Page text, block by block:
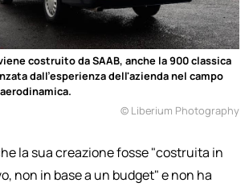
costruito da SAAB, anche la 900 classica
dall'esperienza dell'azienda nel campo
© Liberium Photography
la sua creazione fosse "costruita in
non in base a un budget" e non ha